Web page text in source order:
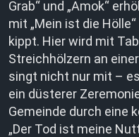
Grab“ und „Amok“
mit „Mein ist die
kippt. Hier wird mit
Streichhölzern an
singt nicht nur mit –
ein düsterer
Gemeinde durch eine
„Der Tod ist meine